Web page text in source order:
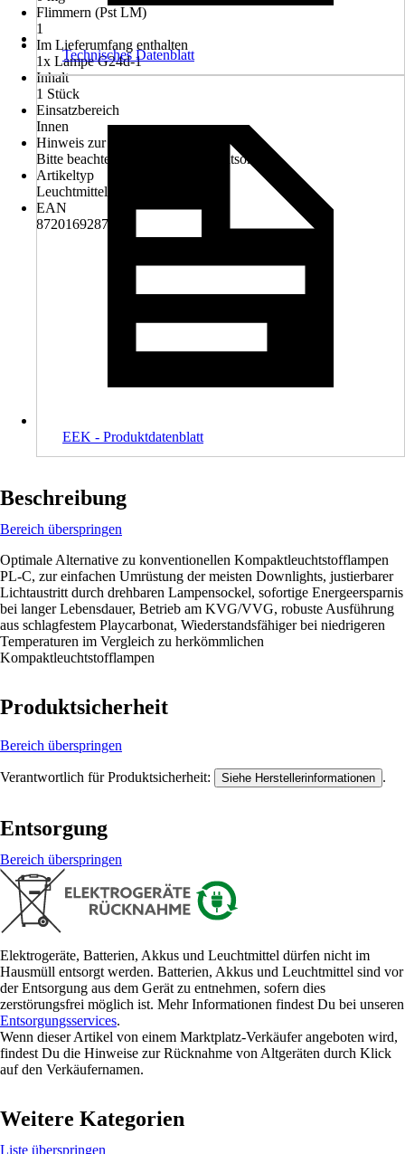
Flimmern (Pst LM)
1
Im Lieferumfang enthalten
1x Lampe G24d-1
Inhalt
1 Stück
Einsatzbereich
Innen
Hinweis zur Entsorgung
Bitte beachte die Hinweise zur Entsorgung
Artikeltyp
Leuchtmittel
EAN
8720169287525
Technisches Datenblatt
EEK - Produktdatenblatt
Beschreibung
Bereich überspringen
Optimale Alternative zu konventionellen Kompaktleuchtstofflampen
PL-C, zur einfachen Umrüstung der meisten Downlights, justierbarer
Lichtaustritt durch drehbaren Lampensockel, sofortige Energeersparnis
bei langer Lebensdauer, Betrieb am KVG/VVG, robuste Ausführung
aus schlagfestem Playcarbonat, Wiederstandsfähiger bei niedrigeren
Temperaturen im Vergleich zu herkömmlichen
Kompaktleuchtstofflampen
Produktsicherheit
Bereich überspringen
Verantwortlich für Produktsicherheit: Siehe Herstellerinformationen .
Entsorgung
Bereich überspringen
Elektrogeräte, Batterien, Akkus und Leuchtmittel dürfen nicht im
Hausmüll entsorgt werden. Batterien, Akkus und Leuchtmittel sind vor
der Entsorgung aus dem Gerät zu entnehmen, sofern dies
zerstörungsfrei möglich ist. Mehr Informationen findest Du bei unseren
Entsorgungsservices.
Wenn dieser Artikel von einem Marktplatz-Verkäufer angeboten wird,
findest Du die Hinweise zur Rücknahme von Altgeräten durch Klick
auf den Verkäufernamen.
Weitere Kategorien
Liste überspringen